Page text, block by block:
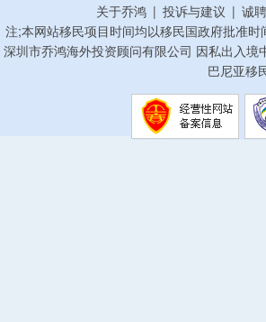
关于乔鸿 | 投诉与建议 | 诚
注;本网站移民项目时间均以移民国政府批准
圳市乔鸿海外投资顾问有限公司 因私出入
巴尼亚移